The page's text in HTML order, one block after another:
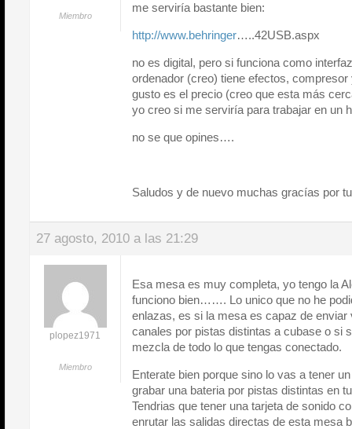
Miembro
me serviría bastante bien:
http://www.behringer…..42USB.aspx
no es digital, pero si funciona como
ordenador (creo) tiene efectos,
gusto es el precio (creo que esta más
yo creo si me serviría para trabajar en
no se que opines….
Saludos y de nuevo muchas gracías por
27 agosto, 2010 a las 21:29
plopez1971
Miembro
Esa mesa es muy completa, yo tengo la
funciono bien……. Lo unico que no he
enlazas, es si la mesa es capaz de enviar
canales por pistas distintas a cubase o si
mezcla de todo lo que tengas conectado.
Enterate bien porque sino lo vas a tener
grabar una bateria por pistas distintas en
Tendrias que tener una tarjeta de sonido
enrutar las salidas directas de esta mesa